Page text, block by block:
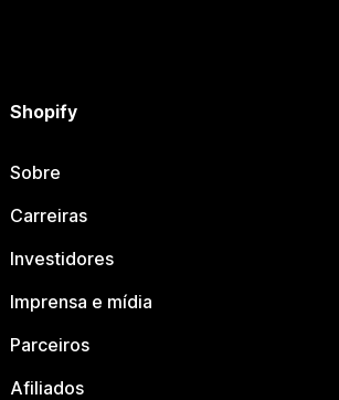
Shopify
Sobre
Carreiras
Investidores
Imprensa e mídia
Parceiros
Afiliados